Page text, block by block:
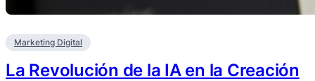
Marketing Digital
La Revolución de la IA en la Creación